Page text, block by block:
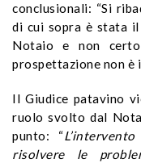
conclusionali: “Si
di cui sopra è stata
Notaio e non
prospettazione non è
Il Giudice patavino
ruolo svolto dal
punto: “
risolvere le